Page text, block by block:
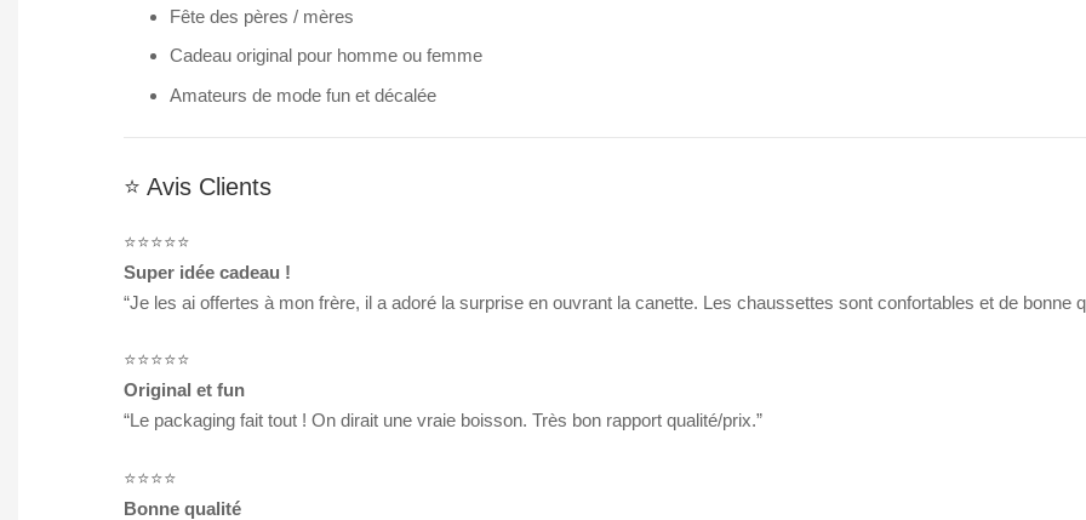
Fête des pères / mères
Cadeau original pour homme ou femme
Amateurs de mode fun et décalée
⭐ Avis Clients
⭐️⭐️⭐️⭐️⭐️
Super idée cadeau !
“Je les ai offertes à mon frère, il a adoré la surprise en ouvrant la canette. Les chaussettes sont confortables et de bonne
⭐️⭐️⭐️⭐️⭐️
Original et fun
“Le packaging fait tout ! On dirait une vraie boisson. Très bon rapport qualité/prix.”
⭐️⭐️⭐️⭐️
Bonne qualité